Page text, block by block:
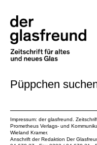
Püppchen
Impressum: der glasfreund.
Prometheus Verlags- und
Wieland Kramer.
Anschrift der Redaktion Der